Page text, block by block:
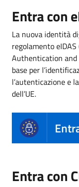
Entra con
La nuova identità
regolamento
Authentication and
base per
l’autenticazione e
dell’UE.
Entra con